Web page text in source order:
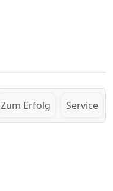
Zum Erfolg Service